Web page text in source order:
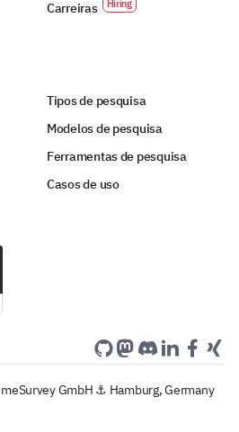
Carreiras
Tipos de pesquisa
Modelos de pesquisa
Ferramentas de pesquisa
Casos de uso
GmbH ⚓ Hamburg, Germany